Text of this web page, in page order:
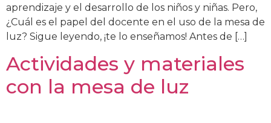
aprendizaje y el desarrollo de los niños y niñas. Pero,
¿Cuál es el papel del docente en el uso de la mesa de
luz? Sigue leyendo, ¡te lo enseñamos! Antes de […]
Actividades y materiales
con la mesa de luz